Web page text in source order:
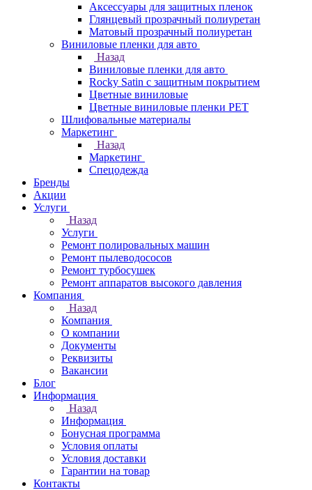
Аксессуары для защитных пленок
Глянцевый прозрачный полиуретан
Матовый прозрачный полиуретан
Виниловые пленки для авто
Назад
Виниловые пленки для авто
Rocky Satin с защитным покрытием
Цветные виниловые
Цветные виниловые пленки PET
Шлифовальные материалы
Маркетинг
Назад
Маркетинг
Спецодежда
Бренды
Акции
Услуги
Назад
Услуги
Ремонт полировальных машин
Ремонт пылеводососов
Ремонт турбосушек
Ремонт аппаратов высокого давления
Компания
Назад
Компания
О компании
Документы
Реквизиты
Вакансии
Блог
Информация
Назад
Информация
Бонусная программа
Условия оплаты
Условия доставки
Гарантии на товар
Контакты